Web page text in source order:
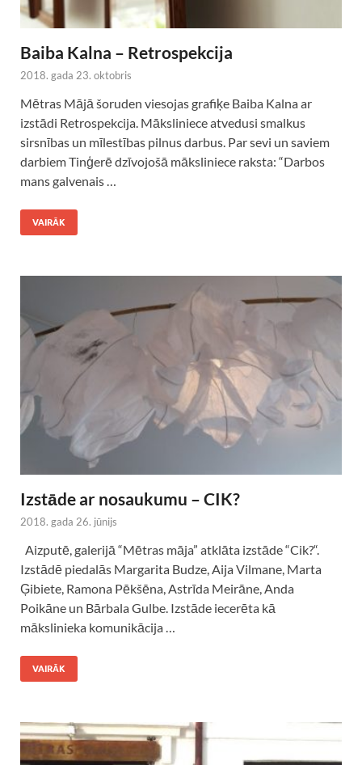
Baiba Kalna – Retrospekcija
2018. gada 23. oktobris
Mētras Mājā šoruden viesojas grafiķe Baiba Kalna ar
izstādi Retrospekcija. Māksliniece atvedusi smalkus
sirsnības un mīlestības pilnus darbus. Par sevi un saviem
darbiem Tinģerē dzīvojošā māksliniece raksta: “Darbos
mans galvenais …
VAIRĀK
Izstāde ar nosaukumu – CIK?
2018. gada 26. jūnijs
Aizputē, galerijā “Mētras māja” atklāta izstāde “Cik?“.
Izstādē piedalās Margarita Budze, Aija Vilmane, Marta
Ģibiete, Ramona Pēkšēna, Astrīda Meirāne, Anda
Poikāne un Bārbala Gulbe. Izstāde iecerēta kā
mākslinieka komunikācija …
VAIRĀK